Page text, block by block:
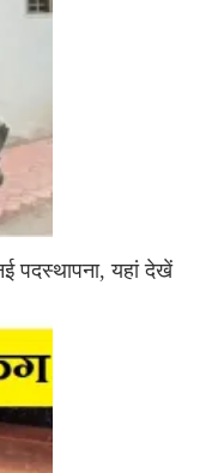
पदस्थापना, यहां देखें